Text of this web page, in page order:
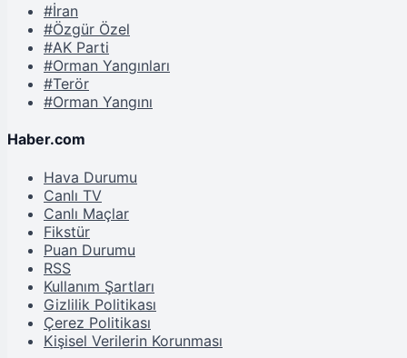
#İran
#Özgür Özel
#AK Parti
#Orman Yangınları
#Terör
#Orman Yangını
Haber.com
Hava Durumu
Canlı TV
Canlı Maçlar
Fikstür
Puan Durumu
RSS
Kullanım Şartları
Gizlilik Politikası
Çerez Politikası
Kişisel Verilerin Korunması